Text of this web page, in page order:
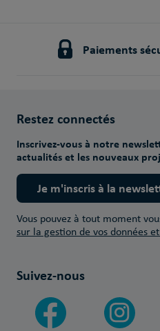
Paiements
Restez connectés
Inscrivez-vous à notre
actualités et les nouveaux
Je m'inscris à la
Vous pouvez à tout moment
sur la gestion de vos données
Suivez-nous